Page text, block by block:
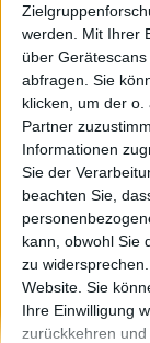
werden.
Mit Ihrer
über
abfragen. Sie
klicken, um der
Partner
Informationen
Sie der
beachten Sie,
kann, obwohl Sie
zu
Website. Sie
Ihre Einwilligung
zurückkehren